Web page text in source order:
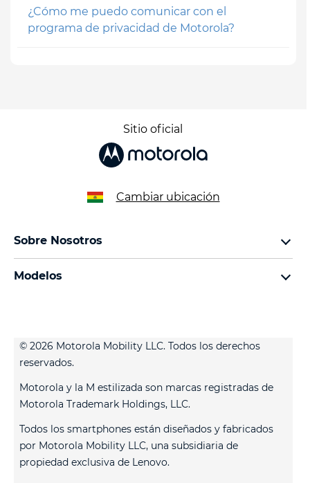
¿Cómo me puedo comunicar con el
programa de privacidad de Motorola?
Sitio oficial
Cambiar ubicación
Sobre Nosotros
aviso de privacidad de producto
Modelos
familia moto g
familia moto e
© 2026 Motorola Mobility LLC. Todos los derechos
reservados.
Motorola y la M estilizada son marcas registradas de
Motorola Trademark Holdings, LLC.
Todos los smartphones están diseñados y fabricados
por Motorola Mobility LLC, una subsidiaria de
propiedad exclusiva de Lenovo.